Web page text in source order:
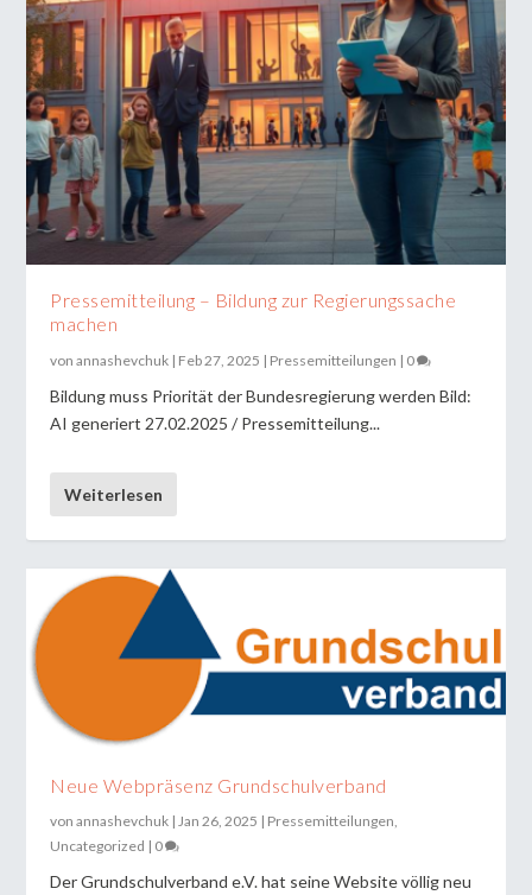
Pressemitteilung – Bildung zur Regierungssache
machen
vonannashevchuk | Feb 27, 2025 | Pressemitteilungen | 0
Bildung muss Priorität der Bundesregierung werden Bild:
AI generiert 27.02.2025 / Pressemitteilung...
Weiterlesen
Neue Webpräsenz Grundschulverband
vonannashevchuk |Jan 26, 2025 | Pressemitteilungen,
Uncategorized | 0
Der Grundschulverband e.V. hat seine Website völlig neu